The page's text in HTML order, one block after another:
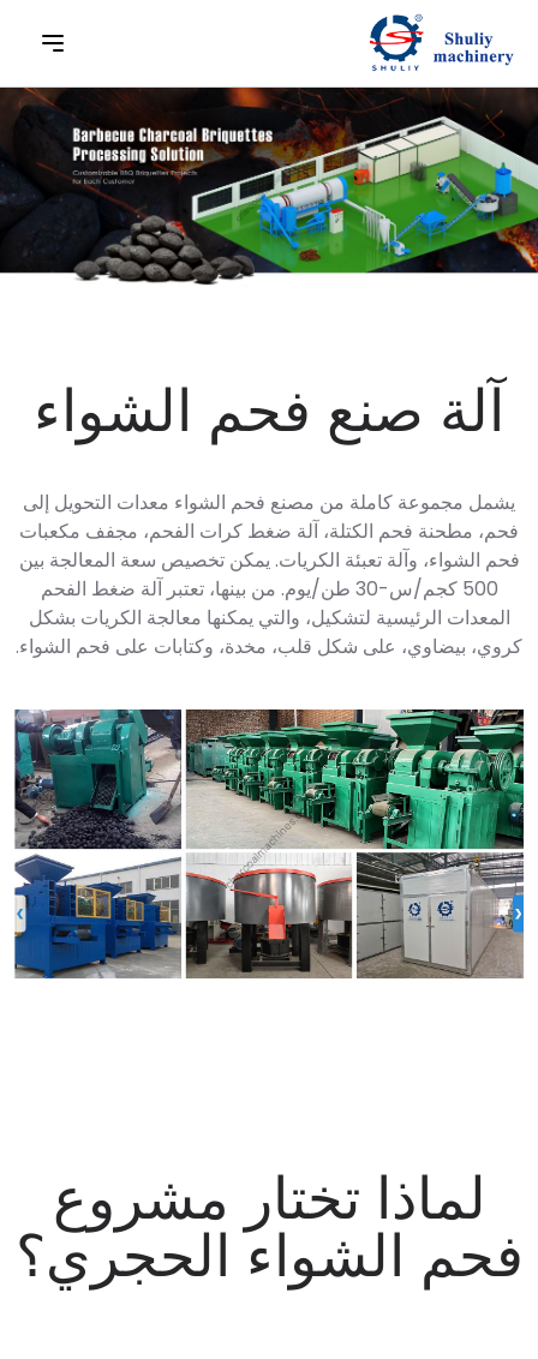
آلة صنع فحم الشواء
يشمل مجموعة كاملة من مصنع فحم الشواء معدات التحويل إلى
فحم، مطحنة فحم الكتلة، آلة ضغط كرات الفحم، مجفف مكعبات
فحم الشواء، وآلة تعبئة الكريات. يمكن تخصيص سعة المعالجة بين
500 كجم/س-30 طن/يوم. من بينها، تعتبر آلة ضغط الفحم
المعدات الرئيسية لتشكيل، والتي يمكنها معالجة الكريات بشكل
كروي، بيضاوي، على شكل قلب، مخدة، وكتابات على فحم الشواء.
لماذا تختار مشروع
فحم الشواء الحجري؟